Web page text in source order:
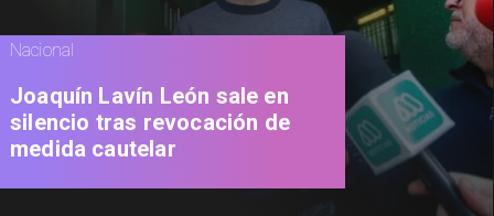
Nacional
Joaquín Lavín León sale en
silencio tras revocación de
medida cautelar